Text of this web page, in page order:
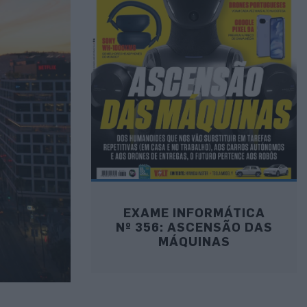
EXAME INFORMÁTICA
Nº 356: ASCENSÃO DAS
MÁQUINAS